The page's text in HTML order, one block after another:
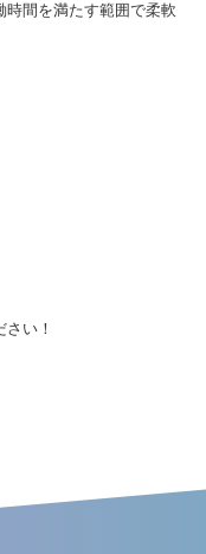
間を満たす範囲で柔軟
い！